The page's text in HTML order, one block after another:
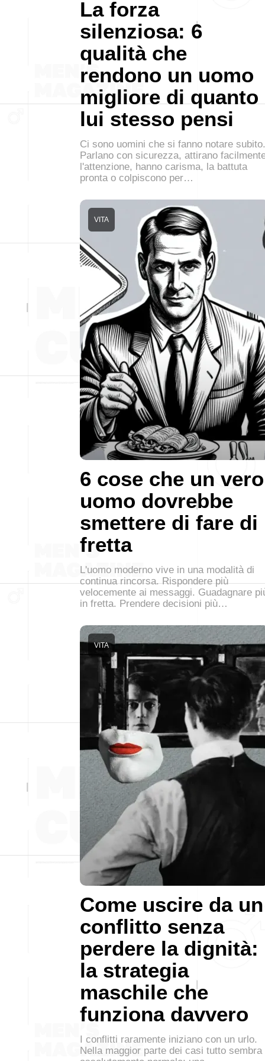
La forza
silenziosa: 6
qualità che
rendono un uomo
migliore di quanto
lui stesso pensi
Ci sono uomini che si fanno notare subito.
Parlano con sicurezza, attirano
l'attenzione, hanno carisma, la battuta
pronta o colpiscono per…
6 cose che un vero
uomo dovrebbe
smettere di fare di
fretta
VITA
L'uomo moderno vive in una modalità di
continua rincorsa. Rispondere più
velocemente ai messaggi. Guadagnare
in fretta. Prendere decisioni più…
Come uscire da un
conflitto senza
perdere la dignità:
la strategia
maschile che
funziona davvero
VITA
I conflitti raramente iniziano con un urlo.
Nella maggior parte dei casi tutto sembra